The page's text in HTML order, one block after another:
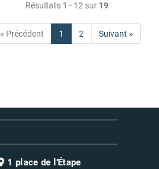
Résultats 1 - 12 sur 19
« Précédent 1 2 Suivant »
1 place de l'Étape